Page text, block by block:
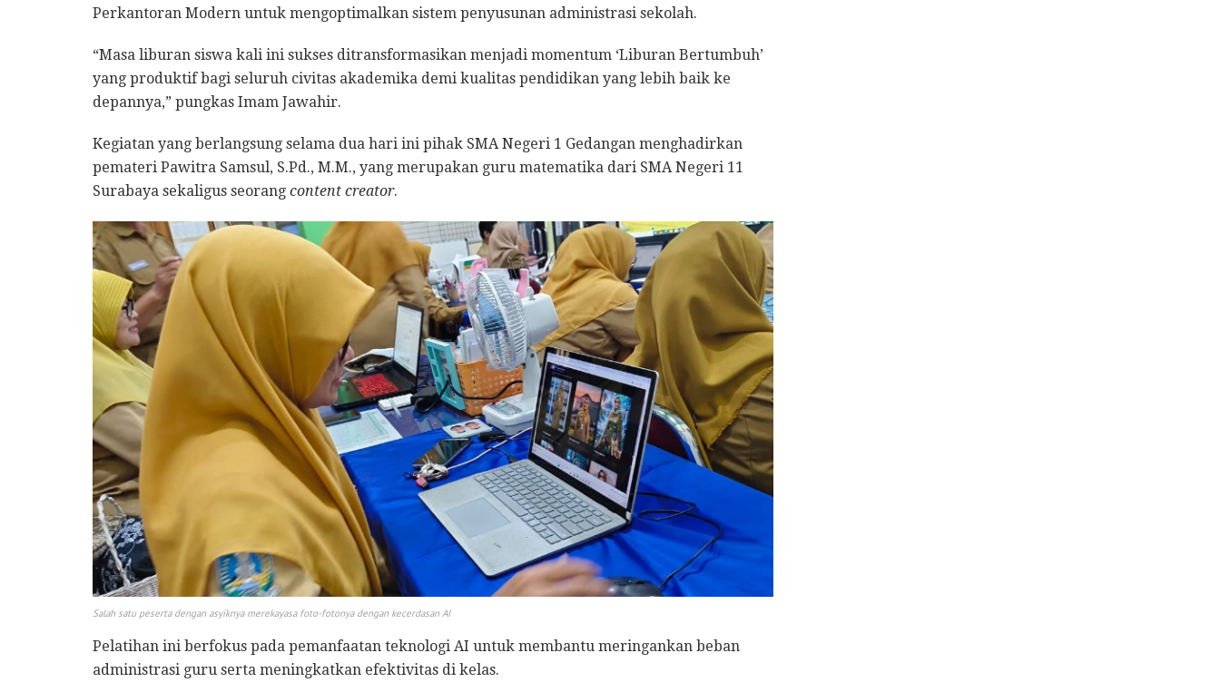
Perkantoran Modern untuk mengoptimalkan sistem penyusunan administrasi sekolah.
“Masa liburan siswa kali ini sukses ditransformasikan menjadi momentum ‘Liburan Bertumbuh’
yang produktif bagi seluruh civitas akademika demi kualitas pendidikan yang lebih baik ke
depannya,” pungkas Imam Jawahir.
Kegiatan yang berlangsung selama dua hari ini pihak SMA Negeri 1 Gedangan menghadirkan
pemateri Pawitra Samsul, S.Pd., M.M., yang merupakan guru matematika dari SMA Negeri 11
Surabaya sekaligus seorang content creator.
Salah satu peserta dengan asyiknya merekayasa foto-fotonya dengan kecerdasan AI
Pelatihan ini berfokus pada pemanfaatan teknologi AI untuk membantu meringankan beban
administrasi guru serta meningkatkan efektivitas di kelas.